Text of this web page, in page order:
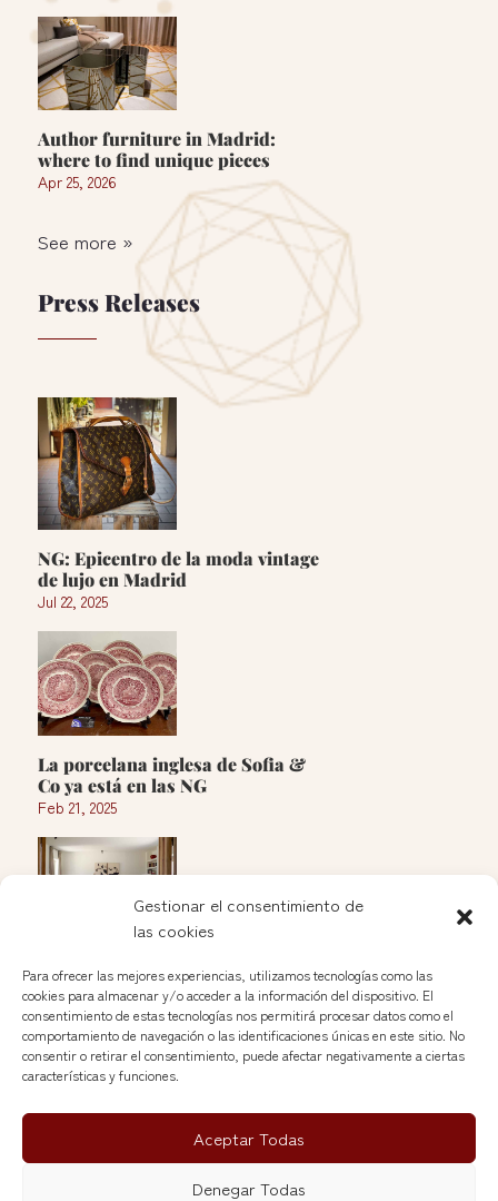
Gestionar el consentimiento de
las cookies
Para ofrecer las mejores experiencias, utilizamos tecnologías como las
cookies para almacenar y/o acceder a la información del dispositivo. El
consentimiento de estas tecnologías nos permitirá procesar datos como el
comportamiento de navegación o las identificaciones únicas en este sitio. No
consentir o retirar el consentimiento, puede afectar negativamente a ciertas
características y funciones.
Aceptar Todas
Denegar Todas
Author furniture in Madrid:
where to find unique pieces
Apr 25, 2026
See more »
Press Releases
NG: Epicentro de la moda vintage
de lujo en Madrid
Jul 22, 2025
La porcelana inglesa de Sofia &
Co ya está en las NG
Feb 21, 2025
Apertura de Soleda en las Nuevas
Galerías del Rastro
Jan 25, 2025
See more »